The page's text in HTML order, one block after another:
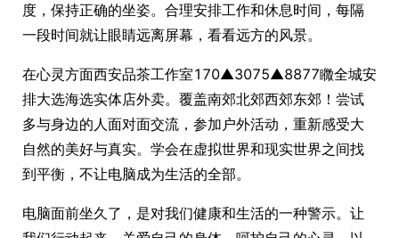
度，保持正确的坐姿。合理安排工作和休息时间，每隔
一段时间就让眼睛远离屏幕，看看远方的风景。
在心灵方面西安品茶工作室170▲3075▲8877矀全城安
排大选海选实体店外卖。覆盖南郊北郊西郊东郊！尝试
多与身边的人面对面交流，参加户外活动，重新感受大
自然的美好与真实。学会在虚拟世界和现实世界之间找
到平衡，不让电脑成为生活的全部。
电脑面前坐久了，是对我们健康和生活的一种警示。让